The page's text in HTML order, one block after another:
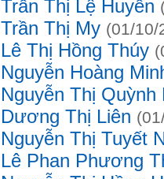
Trần Thị Lệ Huyền
Trần Thị My (01/10/
Lê Thị Hồng Thúy
Nguyễn Hoàng
Nguyễn Thị Quỳnh
Dương Thị Liên
Nguyễn Thị Tuyết
Lê Phan Phương